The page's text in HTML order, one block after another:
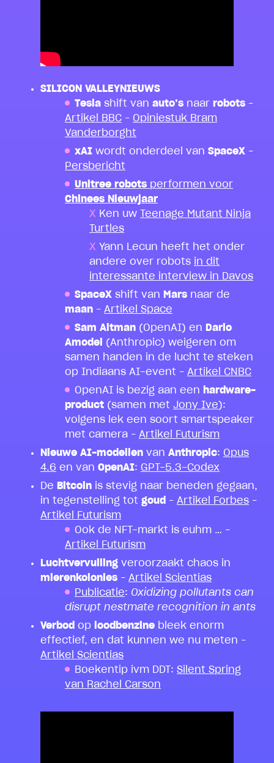
SILICON VALLEYNIEUWS
Tesla shift van auto’s naar robots –
Artikel BBC – Opiniestuk Bram
Vanderborght
xAI wordt onderdeel van SpaceX –
Persbericht
Unitree robots performen voor
Chinees Nieuwjaar
Ken uw
Teenage Mutant Ninja
Turtles
Yann Lecun heeft het onder
andere over robots in dit
interessante interview in Davos
SpaceX shift van Mars naar de
maan – Artikel Space
Sam Altman (OpenAI) en Dario
Amodei (Anthropic) weigeren om
samen handen in de lucht te steken
op Indiaans AI-event – Artikel CNBC
OpenAI is bezig aan een hardware-
product (samen met Jony Ive):
volgens lek een soort smartspeaker
met camera – Artikel Futurism
Nieuwe AI-modellen van Anthropic: Opus
4.6 en van OpenAI: GPT-5.3-Codex
De Bitcoin is stevig naar beneden gegaan,
in tegenstelling tot goud – Artikel Forbes –
Artikel Futurism
Ook de NFT-markt is euhm … –
Artikel Futurism
Luchtvervuiling veroorzaakt chaos in
mierenkolonies – Artikel Scientias
Publicatie: Oxidizing pollutants can
disrupt nestmate recognition in ants
Verbod op loodbenzine bleek enorm
effectief, en dat kunnen we nu meten –
Artikel Scientias
Boekentip ivm DDT: Silent Spring
van Rachel Carson